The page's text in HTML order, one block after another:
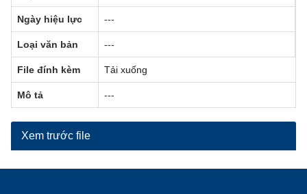
Ngày hiệu lực ---
Loại văn bản ---
File đính kèm Tải xuống
Mô tả ---
Xem trước file